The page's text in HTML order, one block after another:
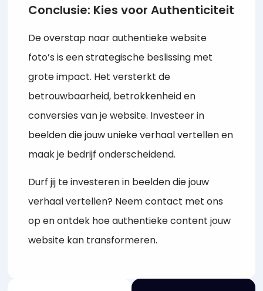
Conclusie: Kies voor Authenticiteit
De overstap naar authentieke website
foto’s is een strategische beslissing met
grote impact. Het versterkt de
betrouwbaarheid, betrokkenheid en
conversies van je website. Investeer in
beelden die jouw unieke verhaal vertellen en
maak je bedrijf onderscheidend.
Durf jij te investeren in beelden die jouw
verhaal vertellen? Neem contact met ons
op en ontdek hoe authentieke content jouw
website kan transformeren.